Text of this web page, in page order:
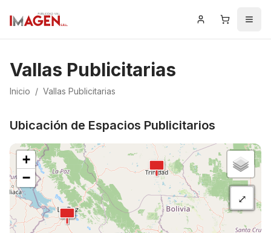
Iniciar Sesión
Carrito
Vallas Publicitarias
Inicio / Vallas Publicitarias
Ubicación de Espacios Publicitarios
+
−
⤢